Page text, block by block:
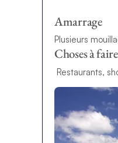
Amarrage
Plusieurs
Choses à faire
Restaurants,